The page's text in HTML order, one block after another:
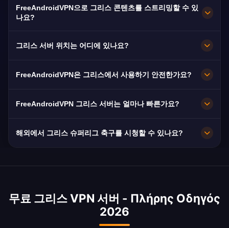
니다. 전 세계 500만 명 이상의 그리스 디아스포라
FreeAndroidVPN으로 그리스 콘텐츠를 스트리밍할 수 있
나요?
HD 스트리밍에 최적화되어 있습니다.
그리스 서버 위치는 어디에 있나요?
FreeAndroidVPN은 그리스 전역의 아테네, 테살로
니키, 파트라스에 여러 고속 서버를 유지합니다. 모
합니다. 앱에서 원하는 그리스 도시를 선택하여 최
FreeAndroidVPN은 그리스에서 사용하기 안전한가요?
용합니다. 그리스는 GDPR 보호가 적용되는 EU 회
FreeAndroidVPN 그리스 서버는 얼마나 빠른가요?
65Mbps 속도와 성장하는 FTTH 배치로 원활한 스
해외에서 그리스 슈퍼리그 축구를 시청할 수 있나요?
는 그리스 슈퍼리그 경기는 그리스 밖에서는 지역
규모 그리스 디아스포라에게 즉시 접속을 제공합
무료 그리스 VPN 서버 - Πλήρης Οδηγός
2026